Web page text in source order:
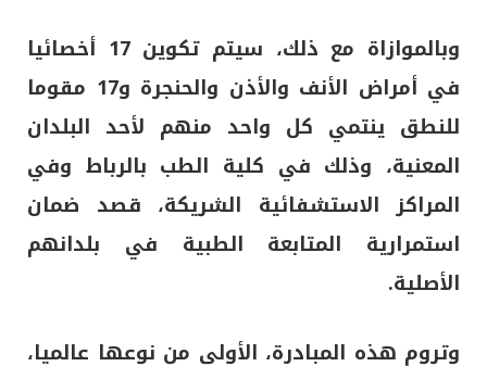
وبالموازاة مع ذلك، سيتم تكوين 17 أخصائيا
في أمراض الأنف والأذن والحنجرة و17 مقوما
للنطق ينتمي كل واحد منهم لأحد البلدان
المعنية، وذلك في كلية الطب بالرباط وفي
المراكز الاستشفائية الشريكة، قصد ضمان
استمرارية المتابعة الطبية في بلدانهم
الأصلية.
وتروم هذه المبادرة، الأولى من نوعها عالميا،